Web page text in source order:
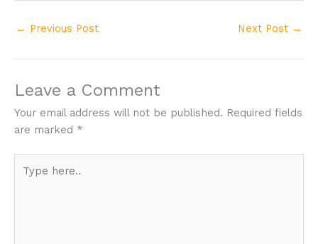
← Previous Post Next Post →
Leave a Comment
Your email address will not be published. Required fields
are marked *
here..